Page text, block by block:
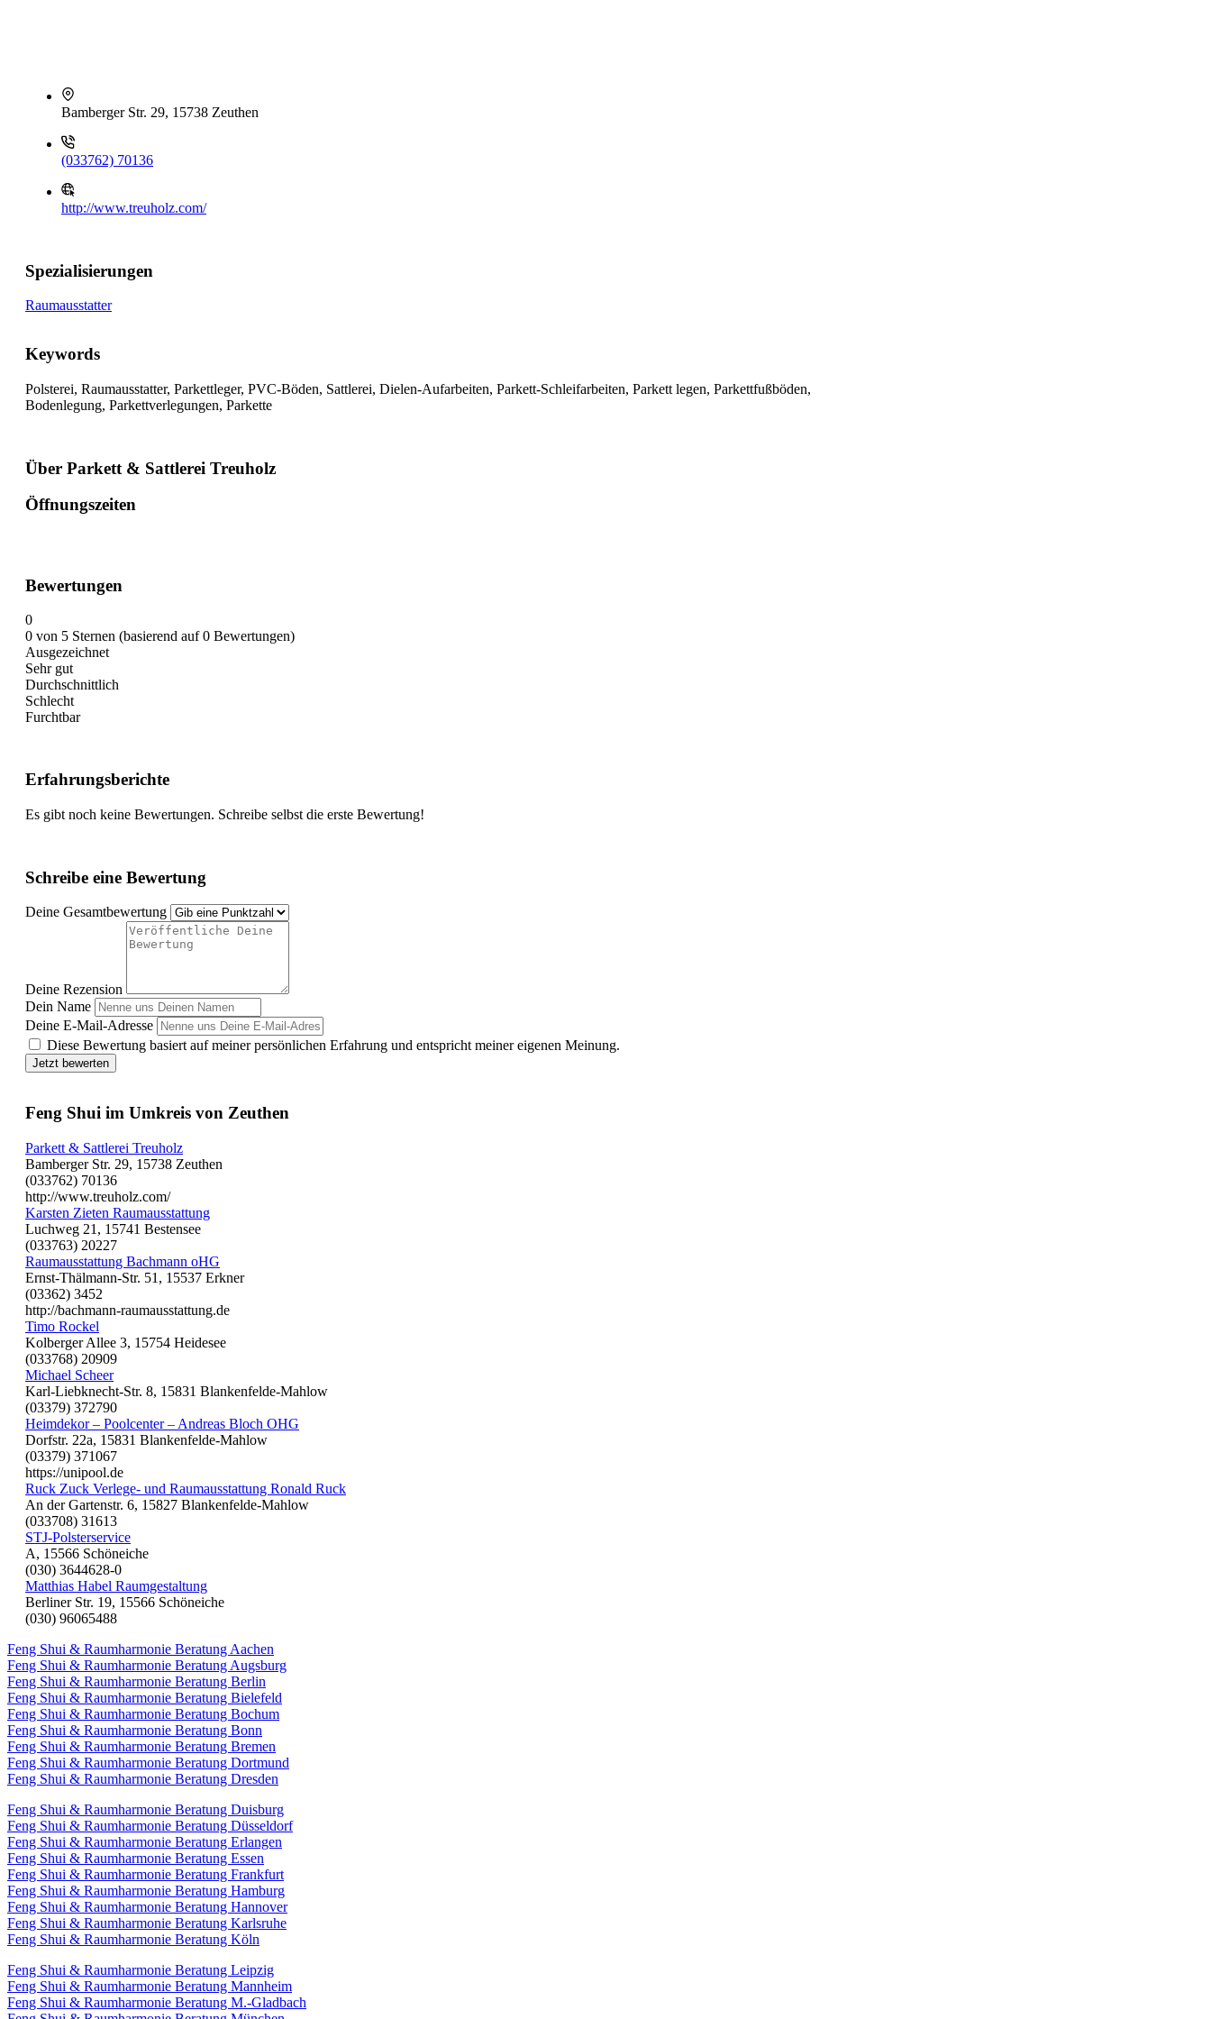
Bamberger Str. 29, 15738 Zeuthen
(033762) 70136
http://www.treuholz.com/
Spezialisierungen
Raumausstatter
Keywords
Polsterei, Raumausstatter, Parkettleger, PVC-Böden, Sattlerei, Dielen-Aufarbeiten, Parkett-Schleifarbeiten, Parkett legen, Parkettfußböden,
Bodenlegung, Parkettverlegungen, Parkette
Über Parkett & Sattlerei Treuholz
Öffnungszeiten
Bewertungen
0
0 von 5 Sternen (basierend auf 0 Bewertungen)
Ausgezeichnet
Sehr gut
Durchschnittlich
Schlecht
Furchtbar
Erfahrungsberichte
Es gibt noch keine Bewertungen. Schreibe selbst die erste Bewertung!
Schreibe eine Bewertung
Deine Gesamtbewertung
Deine Rezension
Dein Name
Deine E-Mail-Adresse
Diese Bewertung basiert auf meiner persönlichen Erfahrung und entspricht meiner eigenen Meinung.
Jetzt bewerten
Feng Shui im Umkreis von Zeuthen
Parkett & Sattlerei Treuholz
Bamberger Str. 29, 15738 Zeuthen
(033762) 70136
http://www.treuholz.com/
Karsten Zieten Raumausstattung
Luchweg 21, 15741 Bestensee
(033763) 20227
Raumausstattung Bachmann oHG
Ernst-Thälmann-Str. 51, 15537 Erkner
(03362) 3452
http://bachmann-raumausstattung.de
Timo Rockel
Kolberger Allee 3, 15754 Heidesee
(033768) 20909
Michael Scheer
Karl-Liebknecht-Str. 8, 15831 Blankenfelde-Mahlow
(03379) 372790
Heimdekor – Poolcenter – Andreas Bloch OHG
Dorfstr. 22a, 15831 Blankenfelde-Mahlow
(03379) 371067
https://unipool.de
Ruck Zuck Verlege- und Raumausstattung Ronald Ruck
An der Gartenstr. 6, 15827 Blankenfelde-Mahlow
(033708) 31613
STJ-Polsterservice
A, 15566 Schöneiche
(030) 3644628-0
Matthias Habel Raumgestaltung
Berliner Str. 19, 15566 Schöneiche
(030) 96065488
Feng Shui & Raumharmonie Beratung Aachen
Feng Shui & Raumharmonie Beratung Augsburg
Feng Shui & Raumharmonie Beratung Berlin
Feng Shui & Raumharmonie Beratung Bielefeld
Feng Shui & Raumharmonie Beratung Bochum
Feng Shui & Raumharmonie Beratung Bonn
Feng Shui & Raumharmonie Beratung Bremen
Feng Shui & Raumharmonie Beratung Dortmund
Feng Shui & Raumharmonie Beratung Dresden
Feng Shui & Raumharmonie Beratung Duisburg
Feng Shui & Raumharmonie Beratung Düsseldorf
Feng Shui & Raumharmonie Beratung Erlangen
Feng Shui & Raumharmonie Beratung Essen
Feng Shui & Raumharmonie Beratung Frankfurt
Feng Shui & Raumharmonie Beratung Hamburg
Feng Shui & Raumharmonie Beratung Hannover
Feng Shui & Raumharmonie Beratung Karlsruhe
Feng Shui & Raumharmonie Beratung Köln
Feng Shui & Raumharmonie Beratung Leipzig
Feng Shui & Raumharmonie Beratung Mannheim
Feng Shui & Raumharmonie Beratung M.-Gladbach